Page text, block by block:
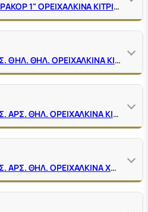
ΤΑΦ ΠΕΝΤΑΟΔΑ ΜΕ ΡΑΚΟΡ 1" ΟΡΕΙΧΑΛΚΙΝΑ ΚΙΤΡΙΝΑ ΓΙΑ ΠΙΕΣΤΙΚΑ ΣΥΓΚΡΟΤΗΜΑΤΑ
ΤΑΦ ΣΥΣΤΟΛΙΚΑ ΑΡΣ. ΘΗΛ. ΘΗΛ. ΟΡΕΙΧΑΛΚΙΝΑ ΚΙΤΡΙΝΑ
ΤΑΦ ΣΥΣΤΟΛΙΚΑ ΑΡΣ. ΑΡΣ. ΘΗΛ. ΟΡΕΙΧΑΛΚΙΝΑ ΚΙΤΡΙΝΑ
ΤΑΦ ΣΥΣΤΟΛΙΚΑ ΑΡΣ. ΑΡΣ. ΘΗΛ. ΟΡΕΙΧΑΛΚΙΝΑ ΧΡΩΜΕ